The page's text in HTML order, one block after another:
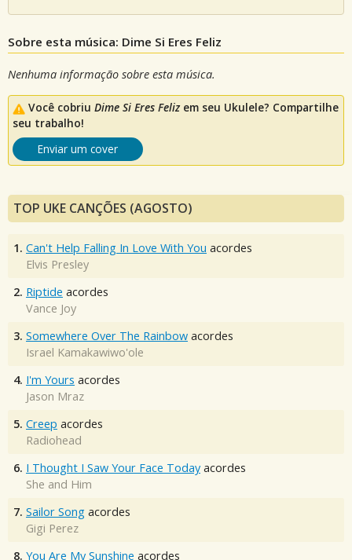
Sobre esta música: Dime Si Eres Feliz
Nenhuma informação sobre esta música.
Você cobriu Dime Si Eres Felizem seu Ukulele? Compartilhe
seu trabalho!
Enviar um cover
TOP UKE CANÇÕES (AGOSTO)
1. Can't Help Falling In Love With You acordes
Elvis Presley
2. Riptide acordes
Vance Joy
3. Somewhere Over The Rainbow acordes
Israel Kamakawiwo'ole
4. I'm Yours acordes
Jason Mraz
5. Creep acordes
Radiohead
6. I Thought I Saw Your Face Today acordes
She and Him
7. Sailor Song acordes
Gigi Perez
8. You Are My Sunshine acordes